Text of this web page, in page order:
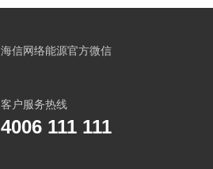
海信网络能源官方微信
客户服务热线
4006 111 111